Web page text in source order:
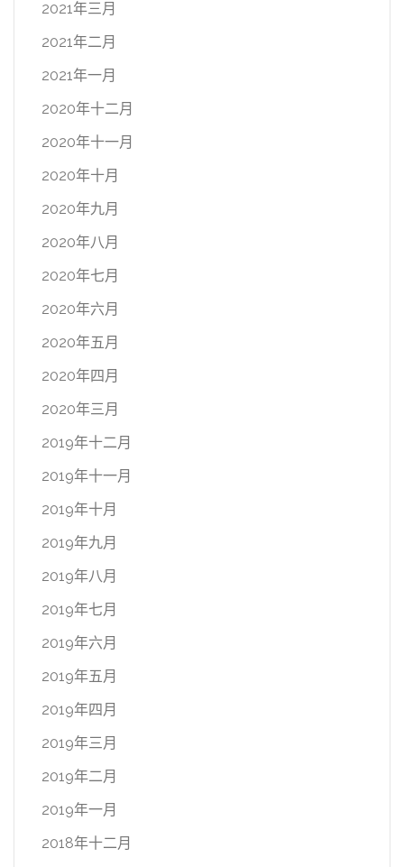
2021年三月
2021年二月
2021年一月
2020年十二月
2020年十一月
2020年十月
2020年九月
2020年八月
2020年七月
2020年六月
2020年五月
2020年四月
2020年三月
2019年十二月
2019年十一月
2019年十月
2019年九月
2019年八月
2019年七月
2019年六月
2019年五月
2019年四月
2019年三月
2019年二月
2019年一月
2018年十二月